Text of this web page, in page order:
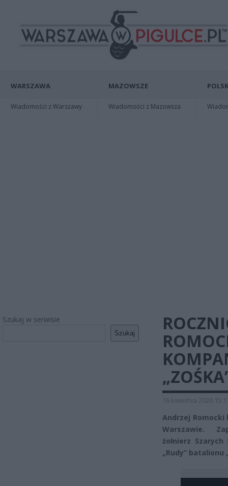
WARSZAWA
Wiadomości z Warszawy
MAZOWSZE
Wiadomości z Mazowsza
Szukaj w serwisie
Szukaj
16 kwietnia 2020
Andrzej Romocki
Warszawie.
żołnierz
„Rudy” batalionu